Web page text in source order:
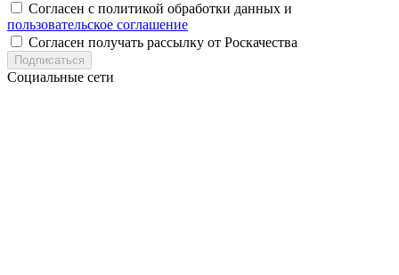
Согласен с политикой обработки данных и
пользовательское соглашение
Согласен получать рассылку от Роскачества
Подписаться
Социальные сети